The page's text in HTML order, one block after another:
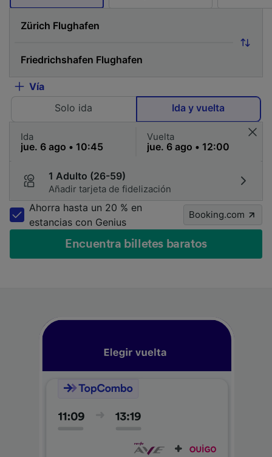
Vía
Solo ida
Ida y vuelta
Ida Vuelta
1 Adulto (26-59)
Añadir tarjeta de fidelización
Ahorra hasta un 20 % en
estancias con Genius
Booking.com
Encuentra billetes baratos